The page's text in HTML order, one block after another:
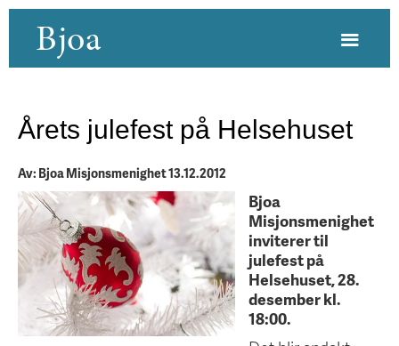
Bjoa
Årets julefest på Helsehuset
Av: Bjoa Misjonsmenighet 13.12.2012
Bjoa
Misjonsmenighet
inviterer til
julefest på
Helsehuset, 28.
desember kl.
18:00.